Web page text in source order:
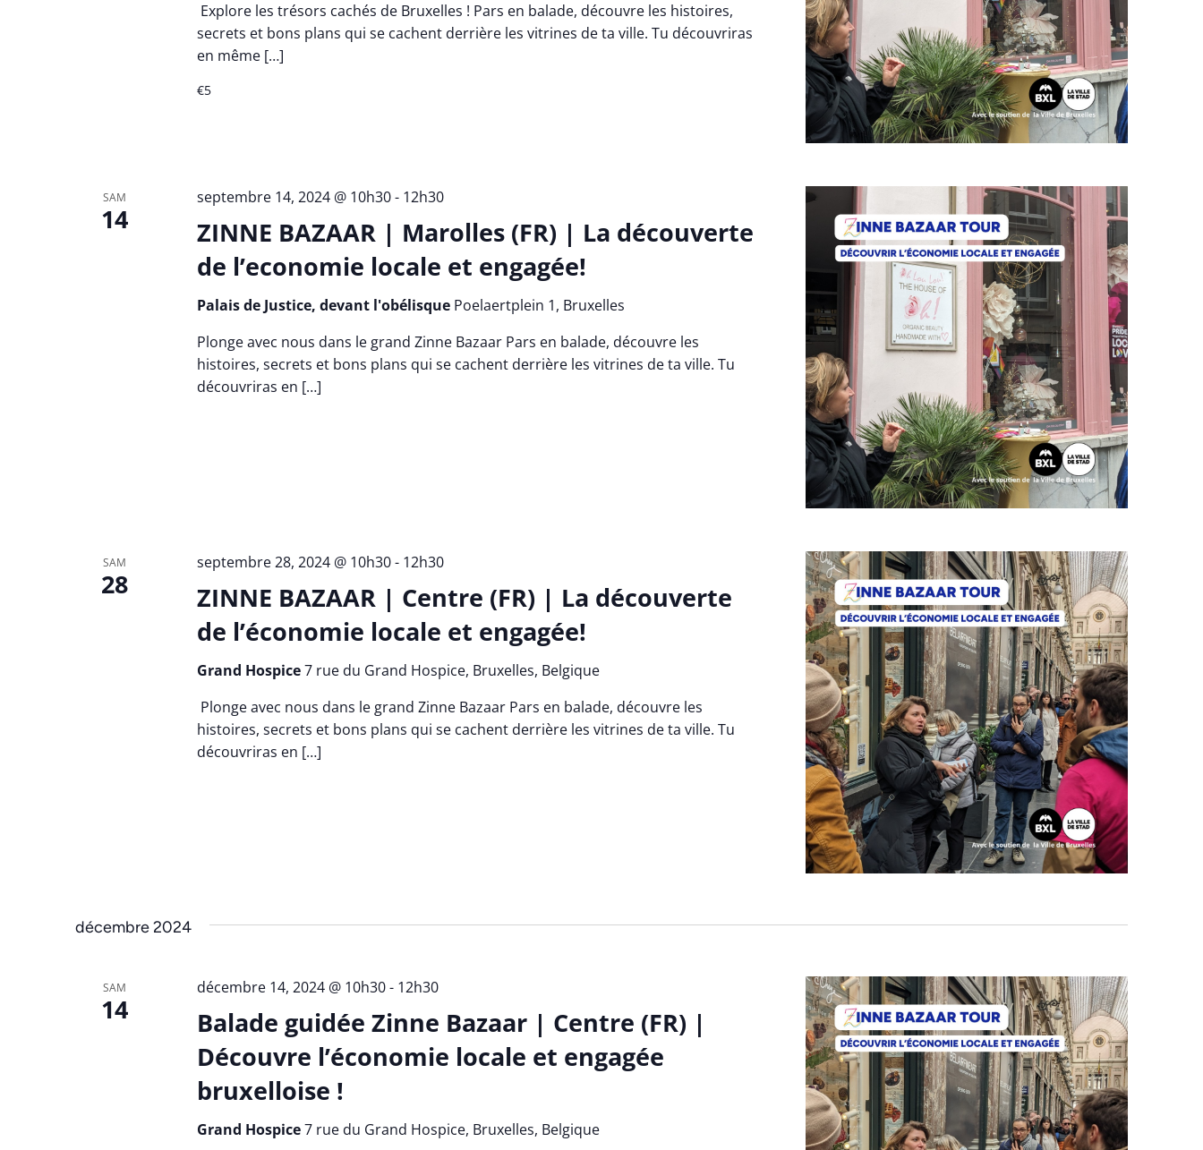
Explore les trésors cachés de Bruxelles ! Pars en balade, découvre les histoires,
secrets et bons plans qui se cachent derrière les vitrines de ta ville. Tu découvriras
en même […]
€5
SAM
14
ZINNE BAZAAR | Marolles (FR) | La découverte
de l’economie locale et engagée!
septembre 14, 2024 @ 10h30- 12h30
Palais de Justice, devant l'obélisque Poelaertplein 1, Bruxelles
Plonge avec nous dans le grand Zinne Bazaar Pars en balade, découvre les
histoires, secrets et bons plans qui se cachent derrière les vitrines de ta ville. Tu
découvriras en […]
SAM
28
ZINNE BAZAAR | Centre (FR) | La découverte
de l’économie locale et engagée!
septembre 28, 2024 @ 10h30- 12h30
Grand Hospice7 rue du Grand Hospice, Bruxelles, Belgique
Plonge avec nous dans le grand Zinne Bazaar Pars en balade, découvre les
histoires, secrets et bons plans qui se cachent derrière les vitrines de ta ville. Tu
découvriras en […]
décembre 2024
SAM
14
Balade guidée Zinne Bazaar | Centre (FR) |
Découvre l’économie locale et engagée
bruxelloise !
décembre 14, 2024 @ 10h30- 12h30
Grand Hospice7 rue du Grand Hospice, Bruxelles, Belgique